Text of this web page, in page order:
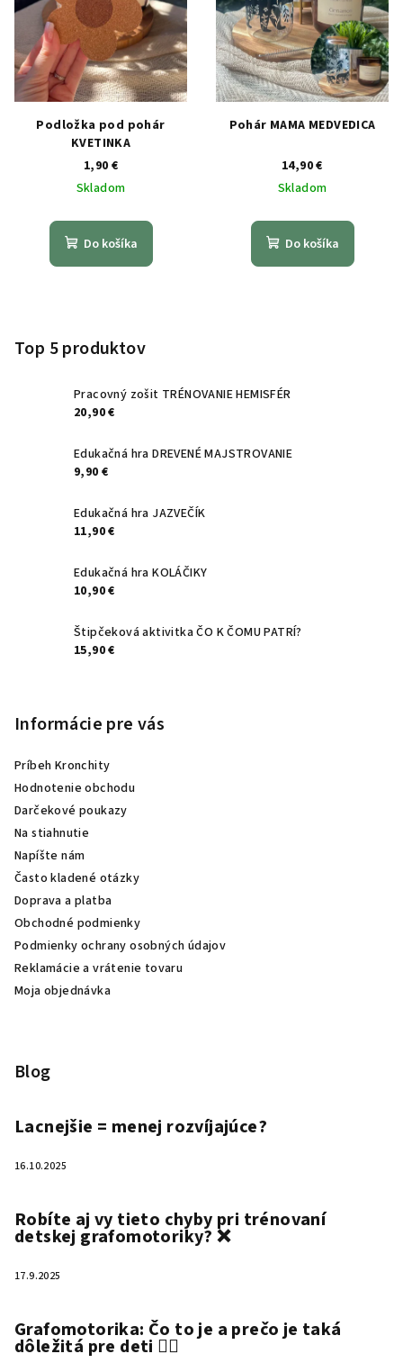
Podložka pod pohár
KVETINKA
1,90 €
Skladom
Do košíka
Pohár MAMA MEDVEDICA
14,90 €
Skladom
Do košíka
Top 5 produktov
Pracovný zošit TRÉNOVANIE HEMISFÉR
20,90 €
Edukačná hra DREVENÉ MAJSTROVANIE
9,90 €
Edukačná hra JAZVEČÍK
11,90 €
Edukačná hra KOLÁČIKY
10,90 €
Štipčeková aktivitka ČO K ČOMU PATRÍ?
15,90 €
Informácie pre vás
Príbeh Kronchity
Hodnotenie obchodu
Darčekové poukazy
Na stiahnutie
Napíšte nám
Často kladené otázky
Doprava a platba
Obchodné podmienky
Podmienky ochrany osobných údajov
Reklamácie a vrátenie tovaru
Moja objednávka
Blog
Lacnejšie = menej rozvíjajúce?
16.10.2025
Robíte aj vy tieto chyby pri trénovaní
detskej grafomotoriky? ❌
17.9.2025
Grafomotorika: Čo to je a prečo je taká
dôležitá pre deti ✍🏻